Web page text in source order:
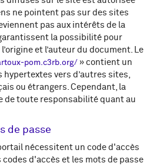
ne pointent pas sur des sites
pas aux intérêts de la
la possibilité pour
et l’auteur du document. Le
pom.c3rb.org/ » contient un
vers d’autres sites,
ou étrangers. Cependant, la
de toute responsabilité quant au
de passe
nécessitent un code d'accès
codes d'accès et les mots de passe